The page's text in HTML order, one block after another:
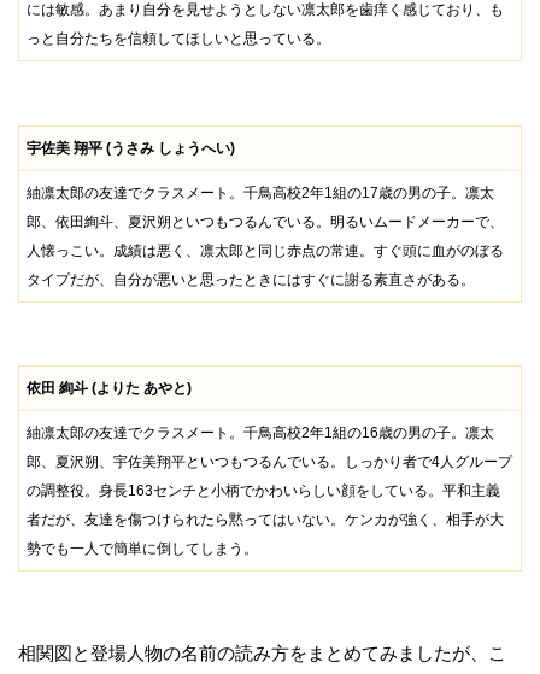
には敏感。あまり自分を見せようとしない凛太郎を歯痒く感じており、も
っと自分たちを信頼してほしいと思っている。
宇佐美 翔平 (うさみ しょうへい)
紬凛太郎の友達でクラスメート。千鳥高校2年1組の17歳の男の子。凛太
郎、依田絢斗、夏沢朔といつもつるんでいる。明るいムードメーカーで、
人懐っこい。成績は悪く、凛太郎と同じ赤点の常連。すぐ頭に血がのぼる
タイプだが、自分が悪いと思ったときにはすぐに謝る素直さがある。
依田 絢斗 (よりた あやと)
紬凛太郎の友達でクラスメート。千鳥高校2年1組の16歳の男の子。凛太
郎、夏沢朔、宇佐美翔平といつもつるんでいる。しっかり者で4人グループ
の調整役。身長163センチと小柄でかわいらしい顔をしている。平和主義
者だが、友達を傷つけられたら黙ってはいない。ケンカが強く、相手が大
勢でも一人で簡単に倒してしまう。
相関図と登場人物の名前の読み方をまとめてみましたが、こ